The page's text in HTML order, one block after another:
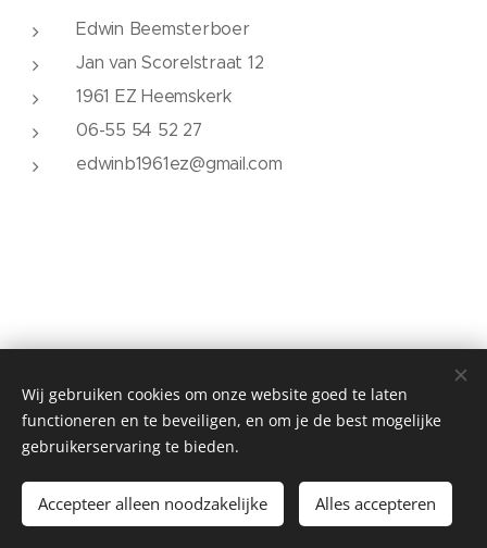
Edwin Beemsterboer
Jan van Scorelstraat 12
1961 EZ Heemskerk
06-55 54 52 27
edwinb1961ez@gmail.com
© 2023. Alle rechten voorbehouden.
Mogelijk gemaakt doorWebnode Cookies
Wij gebruiken cookies om onze website goed te laten
functioneren en te beveiligen, en om je de best mogelijke
gebruikerservaring te bieden.
Accepteer alleen noodzakelijke Alles accepteren